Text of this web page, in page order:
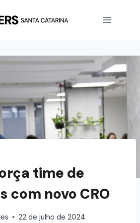
time de
com novo CRO
22 de julho de 2024